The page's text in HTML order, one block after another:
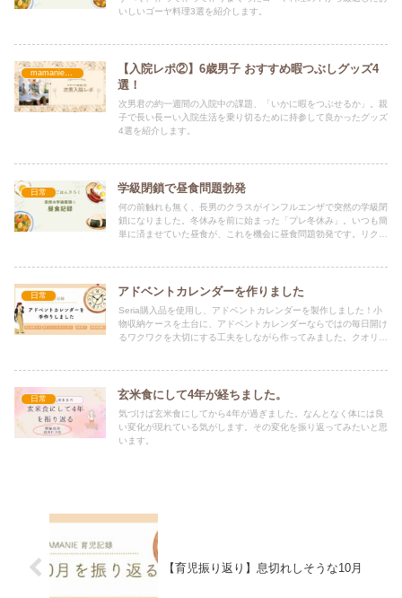
いしいゴーヤ料理3選を紹介します。
mamanie便利帳
【入院レポ②】6歳男子 おすすめ暇つぶしグッズ4
選！
次男君の約一週間の入院中の課題、「いかに暇をつぶせるか」。親
子で長い長ーい入院生活を乗り切るために持参して良かったグッズ
4選を紹介します。
日常 学級閉鎖で昼食問題勃発
何の前触れも無く、長男のクラスがインフルエンザで突然の学級閉
鎖になりました。冬休みを前に始まった「プレ冬休み」。いつも簡
単に済ませていた昼食が、これを機会に昼食問題勃発です。リクエ
日常 アドベントカレンダーを作りました
Seria購入品を使用し、アドベントカレンダーを製作しました！小
物収納ケースを土台に、アドベントカレンダーならではの毎日開け
るワクワクを大切にする工夫をしながら作ってみました。クオリテ
日常 玄米食にして4年が経ちました。
気づけば玄米食にしてから4年が過ぎました。なんとなく体には良
い変化が現れている気がします。その変化を振り返ってみたいと思
います。
【育児振り返り】息切れしそうな10月